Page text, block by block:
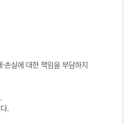
손실에 대한 책임을 부담하지
.